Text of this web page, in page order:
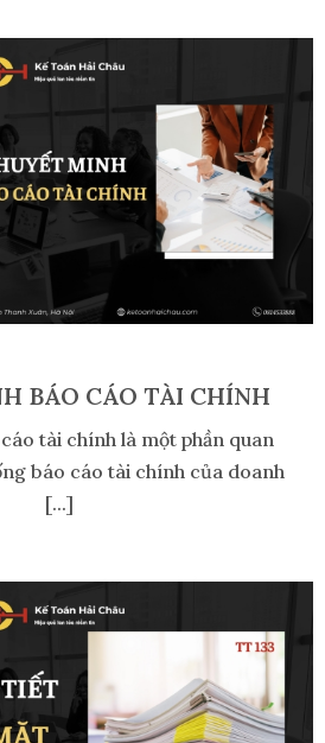
BÁO CÁO TÀI CHÍNH
tài chính là một phần quan
báo cáo tài chính của doanh
[...]